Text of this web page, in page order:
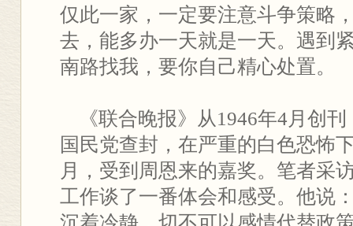
仅此一家，一定要注意斗争策略
去，能多办一天就是一天。遇到
南路找我，要你自己精心处置。
《联合晚报》从1946年4月创刊
国民党查封，在严重的白色恐怖
月，受到周恩来的嘉奖。笔者采
工作谈了一番体会和感受。他说